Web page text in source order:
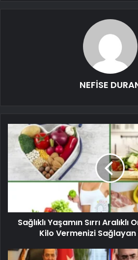
NEFİSE
Sağlıklı Yaşamın Sırrı
Kilo Vermenizi Sağlayan